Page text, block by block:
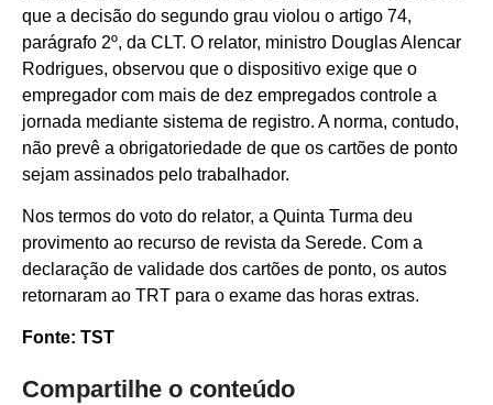
que a decisão do segundo grau violou o artigo 74,
parágrafo 2º, da CLT. O relator, ministro Douglas Alencar
Rodrigues, observou que o dispositivo exige que o
empregador com mais de dez empregados controle a
jornada mediante sistema de registro. A norma, contudo,
não prevê a obrigatoriedade de que os cartões de ponto
sejam assinados pelo trabalhador.
Nos termos do voto do relator, a Quinta Turma deu
provimento ao recurso de revista da Serede. Com a
declaração de validade dos cartões de ponto, os autos
retornaram ao TRT para o exame das horas extras.
Fonte: TST
Compartilhe o conteúdo